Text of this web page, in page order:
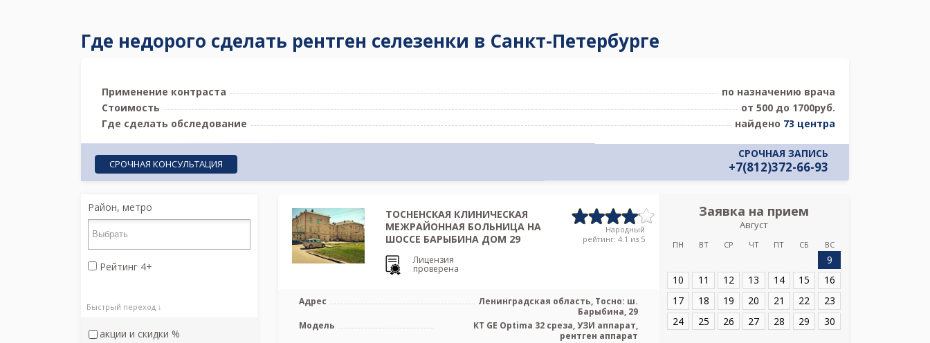
Где недорого сделать рентген селезенки в Санкт-Петербурге
Применение контраста
по назначению врача
Стоимость
от 500 до 1700руб.
Где сделать обследование
найдено 73 центра
СРОЧНАЯ КОНСУЛЬТАЦИЯ
СРОЧНАЯ ЗАПИСЬ
+7(812)372-66-93
Район, метро
Рейтинг 4+
Быстрый переход ↓
акции и скидки %
ТОСНЕНСКАЯ КЛИНИЧЕСКАЯ
МЕЖРАЙОННАЯ БОЛЬНИЦА НА
ШОССЕ БАРЫБИНА ДОМ 29
Лицензия
проверена
Народный
рейтинг: 4.1 из 5
Адрес
Ленинградская область, Тосно: ш.
Барыбина, 29
Модель
КТ GE Optima 32 среза, УЗИ аппарат,
рентген аппарат
Заявка на прием
Август
ПН ВТ СР ЧТ ПТ СБ ВС
9
10
11 12 13 14 15
16
17
18 19 20 21 22
23
24
25 26 27 28 29 30